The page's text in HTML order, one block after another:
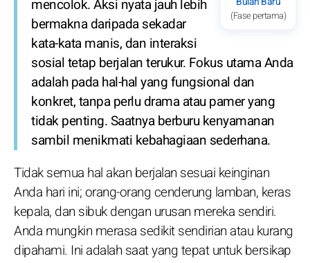
(Fase pertama)
mencolok. Aksi nyata jauh lebih
bermakna daripada sekadar
kata-kata manis, dan interaksi
sosial tetap berjalan terukur. Fokus utama Anda
adalah pada hal-hal yang fungsional dan
konkret, tanpa perlu drama atau pamer yang
tidak penting. Saatnya berburu kenyamanan
sambil menikmati kebahagiaan sederhana.
Tidak semua hal akan berjalan sesuai keinginan
Anda hari ini; orang-orang cenderung lamban, keras
kepala, dan sibuk dengan urusan mereka sendiri.
Anda mungkin merasa sedikit sendirian atau kurang
dipahami. Ini adalah saat yang tepat untuk bersikap